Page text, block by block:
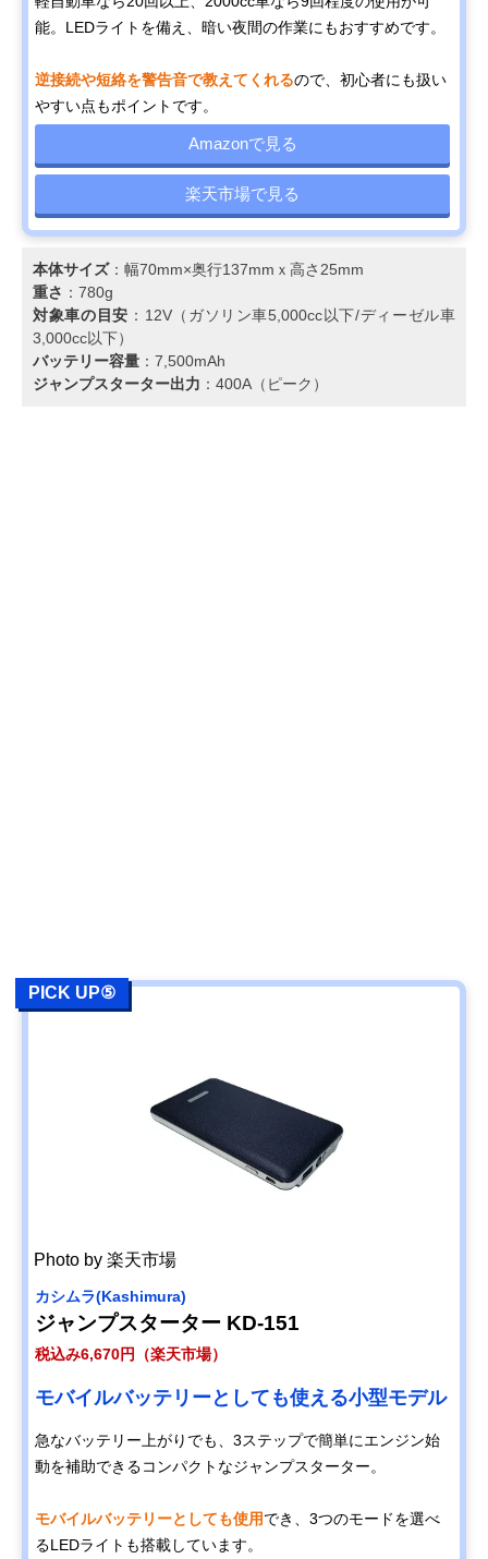
能。LEDライトを備え、暗い夜間の作業にもおすすめです。
逆接続や短絡を警告音で教えてくれるので、初心者にも扱い
やすい点もポイントです。
Amazonで見る
楽天市場で見る
本体サイズ：幅70mm×奥行137mmｘ高さ25mm
重さ ：‎780g
対象車の目安 ：12V（ガソリン車5,000cc以下/ディーゼル車
3,000cc以下）
バッテリー容量 ：7,500mAh
ジャンプスターター出力 ：400A（ピーク）
PICK UP⑤
Photo by 楽天市場
カシムラ(Kashimura)
ジャンプスターター KD-151
税込み6,670円（楽天市場）
モバイルバッテリーとしても使える小型モデル
急なバッテリー上がりでも、3ステップで簡単にエンジン始
動を補助できるコンパクトなジャンプスターター。
モバイルバッテリーとしても使用でき、3つのモードを選べ
るLEDライトも搭載しています。